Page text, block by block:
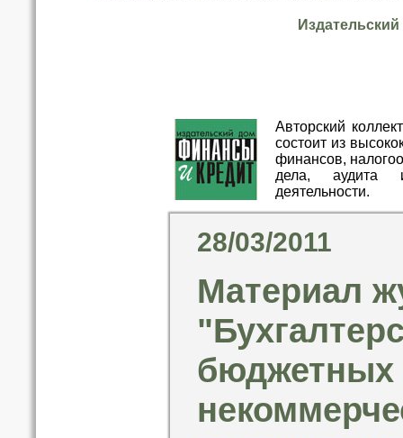
Авторский
состоит из
финансов,
дела, аудита
деятельности.
28/03/2011
Материал
бюджетных